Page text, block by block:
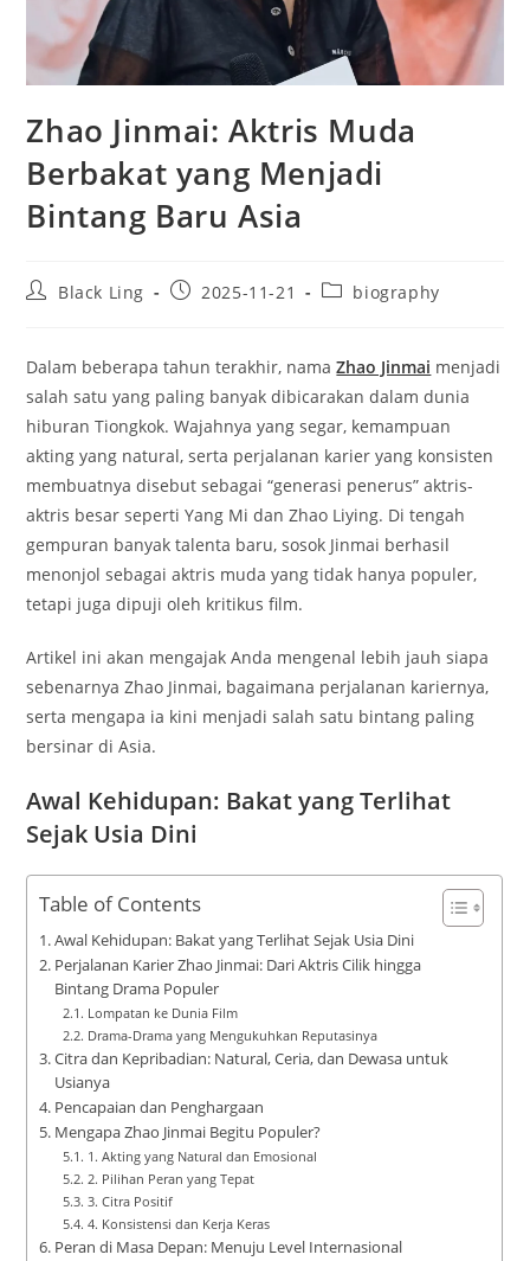
Zhao Jinmai: Aktris Muda
Berbakat yang Menjadi
Bintang Baru Asia
PostBlack Ling
Post2025-11-21
Postbiography
Dalam beberapa tahun terakhir, namaZhao Jinmai menjadi
salah satu yang paling banyak dibicarakan dalam dunia
hiburan Tiongkok. Wajahnya yang segar, kemampuan
akting yang natural, serta perjalanan karier yang konsisten
membuatnya disebut sebagai “generasi penerus” aktris-
aktris besar seperti Yang Mi dan Zhao Liying. Di tengah
gempuran banyak talenta baru, sosok Jinmai berhasil
menonjol sebagai aktris muda yang tidak hanya populer,
tetapi juga dipuji oleh kritikus film.
Artikel ini akan mengajak Anda mengenal lebih jauh siapa
sebenarnya Zhao Jinmai, bagaimana perjalanan kariernya,
serta mengapa ia kini menjadi salah satu bintang paling
bersinar di Asia.
Awal Kehidupan: Bakat yang Terlihat
Sejak Usia Dini
Table of Contents
Awal Kehidupan: Bakat yang Terlihat Sejak Usia Dini
Perjalanan Karier Zhao Jinmai: Dari Aktris Cilik hingga
Bintang Drama Populer
Lompatan ke Dunia Film
Drama-Drama yang Mengukuhkan Reputasinya
Citra dan Kepribadian: Natural, Ceria, dan Dewasa untuk
Usianya
Pencapaian dan Penghargaan
Mengapa Zhao Jinmai Begitu Populer?
1. Akting yang Natural dan Emosional
2. Pilihan Peran yang Tepat
3. Citra Positif
4. Konsistensi dan Kerja Keras
Peran di Masa Depan: Menuju Level Internasional